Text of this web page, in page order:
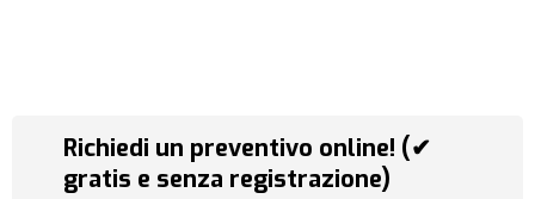
Richiedi un preventivo online! (✔
gratis e senza registrazione)